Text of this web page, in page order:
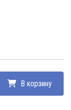
В корзину